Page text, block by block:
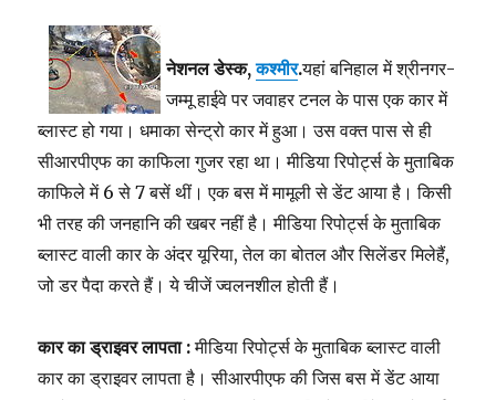
नेशनल डेस्क,कश्मीर.यहां बनिहाल में श्रीनगर-
जम्मू हाईवे पर जवाहर टनल के पास एक कार में
ब्लास्ट हो गया। धमाका सेन्ट्रो कार में हुआ। उस वक्त पास से ही
सीआरपीएफ का काफिला गुजर रहा था। मीडियारिपोर्ट्सके मुताबिक
काफिले में 6 से 7 बसें थीं। एक बस में मामूली से डेंट आया है। किसी
भी तरह की जनहानि की खबर नहीं है। मीडिया रिपोर्ट्स के मुताबिक
ब्लास्ट वाली कार के अंदर यूरिया, तेल का बोतल और सिलेंडर मिलेहैं,
जो डर पैदा करते हैं। ये चीजें ज्वलनशील होती हैं।
कार का ड्राइवर लापता :मीडिया रिपोर्ट्स के मुताबिक ब्लास्ट वाली
कार का ड्राइवर लापता है। सीआरपीएफ की जिस बस में डेंट आया